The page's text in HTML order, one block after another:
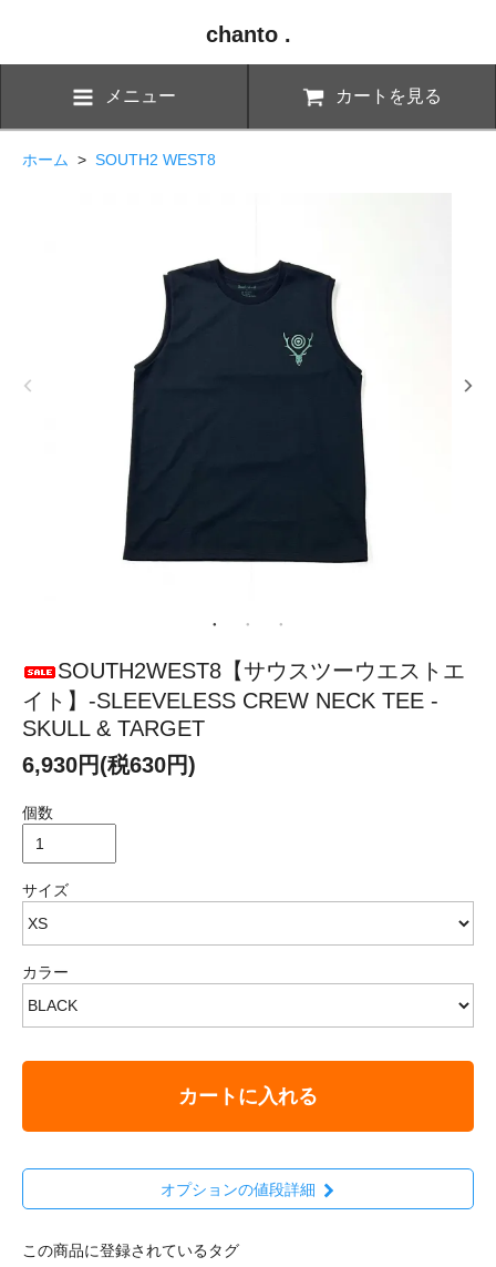
chanto .
メニュー カートを見る
ホーム > SOUTH2 WEST8
SOUTH2WEST8【サウスツーウエストエ
イト】-SLEEVELESS CREW NECK TEE -
SKULL & TARGET
6,930円(税630円)
個数
サイズ
カラー
カートに入れる
オプションの値段詳細
この商品に登録されているタグ